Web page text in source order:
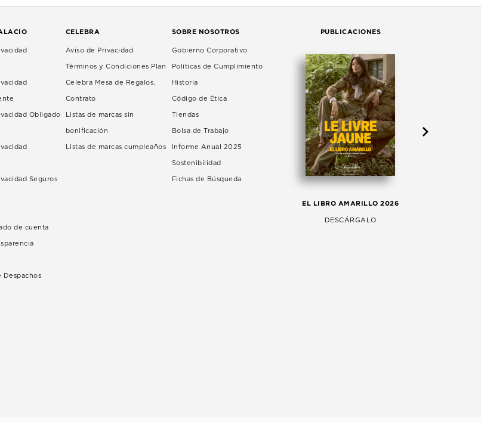
Obligado
Seguros
de cuenta
Despachos
CELEBRA
Aviso de Privacidad
Términos y Condiciones Plan
Celebra Mesa de Regalos.
Contrato
Listas de marcas sin
bonificación
Listas de marcas cumpleaños
SOBRE NOSOTROS
Gobierno Corporativo
Políticas de Cumplimiento
Historia
Código de Ética
Tiendas
Bolsa de Trabajo
Informe Anual 2025
Sostenibilidad
Fichas de Búsqueda
PUBLICACIONES
EL LIBRO AMARILLO 2026
DESCÁRGALO